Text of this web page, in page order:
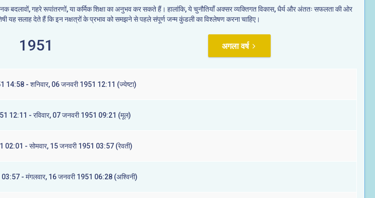
बदलावों, गहरे रूपांतरणों, या कर्मिक शिक्षा का अनुभव कर सकते हैं। हालांकि, ये चुनौतियाँ अक्सर व्यक्तिगत विकास, धैर्य और अंततः सफलता की ओर
यह सलाह देते हैं कि इन नक्षत्रों के प्रभाव को समझने से पहले संपूर्ण जन्म कुंडली का विश्लेषण करना चाहिए।
1951 अगला वर्ष
14:58 - शनिवार, 06 जनवरी 1951 12:11 (ज्येष्टा)
12:11 - रविवार, 07 जनवरी 1951 09:21 (मूल)
02:01 - सोमवार, 15 जनवरी 1951 03:57 (रेवती)
03:57 - मंगलवार, 16 जनवरी 1951 06:28 (अश्विनी)